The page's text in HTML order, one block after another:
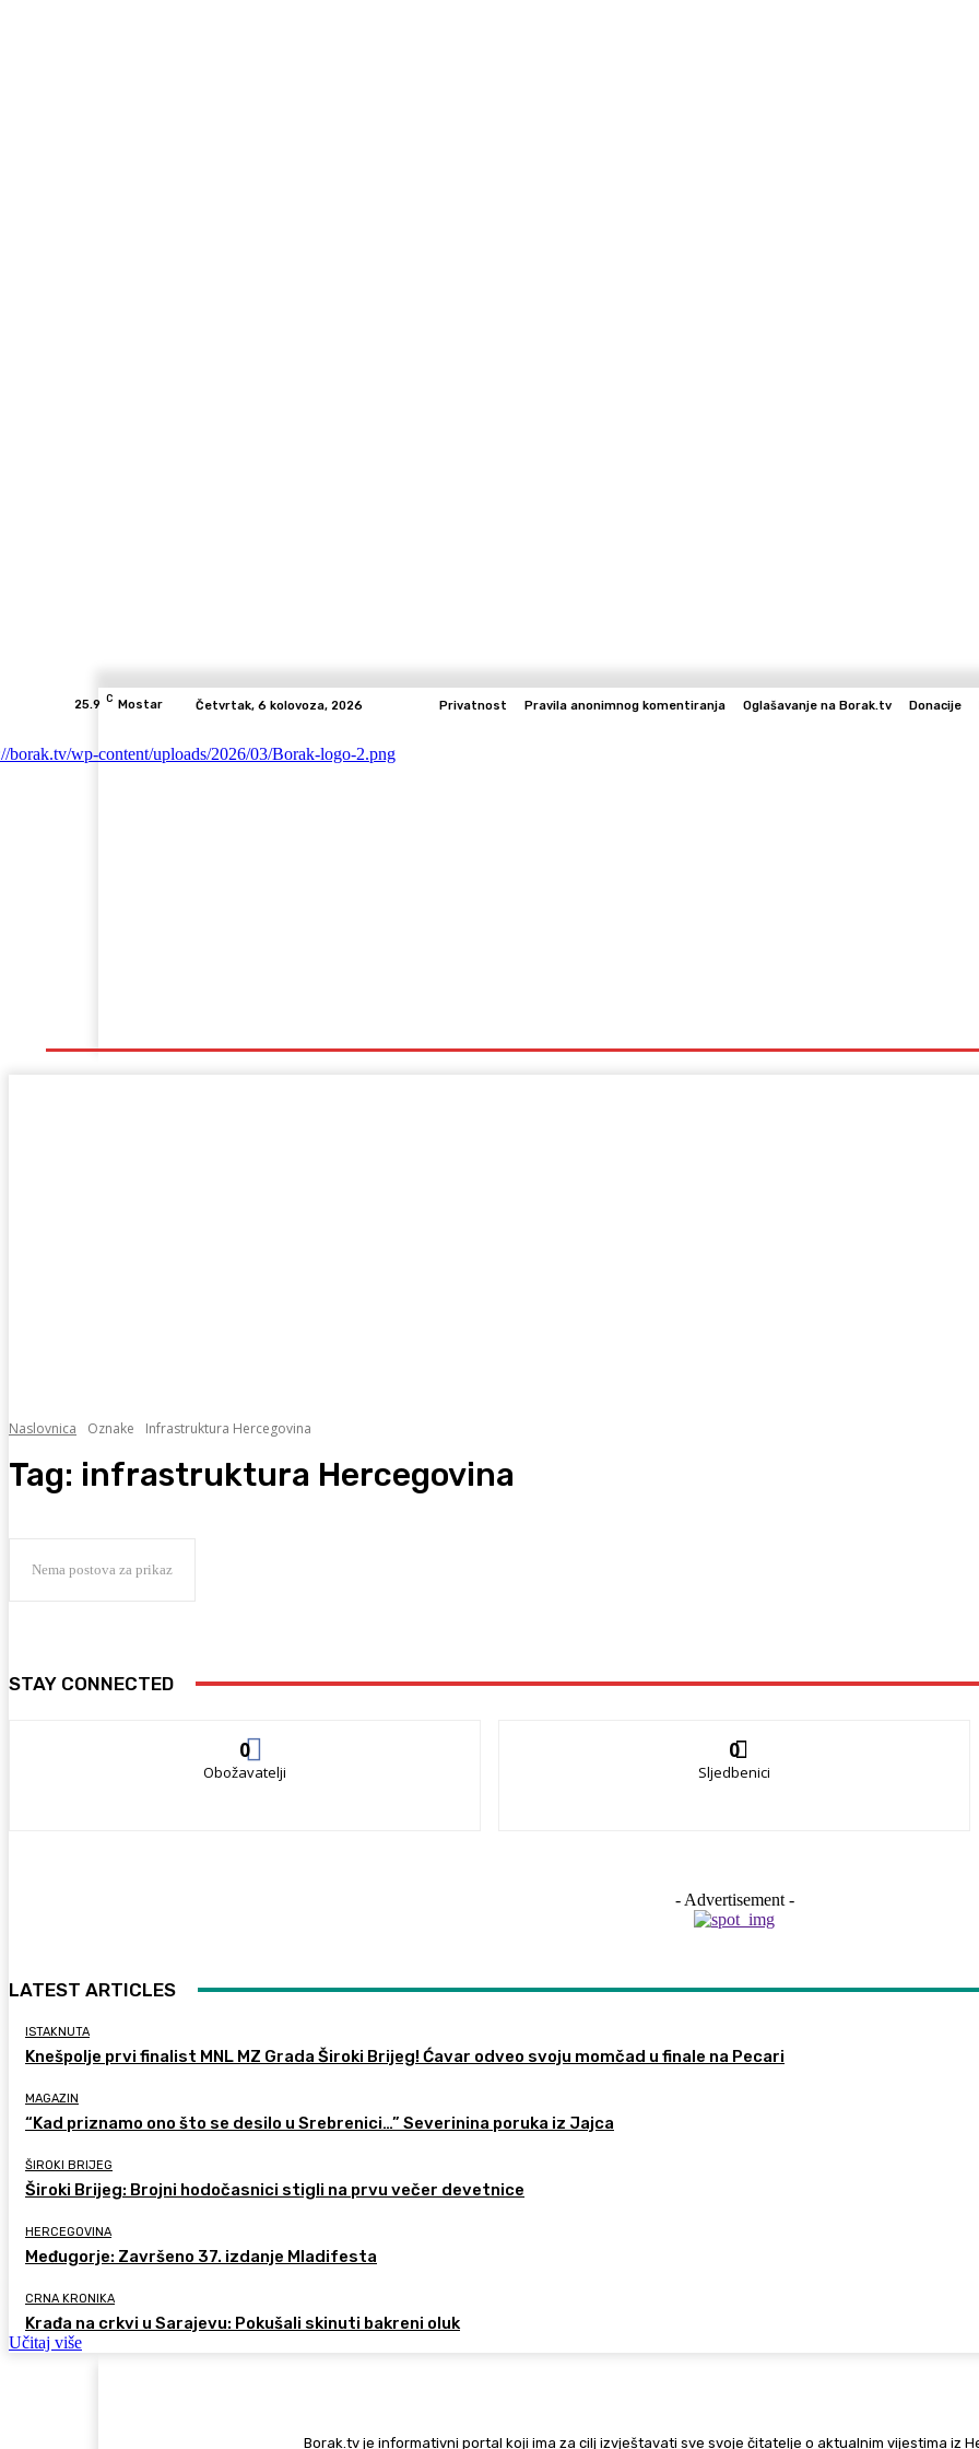
25.9 C Mostar Četvrtak, 6 kolovoza, 2026 Privatnost Pravila anonimnog komentiranja Oglašavanje na Borak.tv Donacije
Naslovnica Oznake Infrastruktura Hercegovina
Tag: infrastruktura Hercegovina
Nema postova za prikaz
STAY CONNECTED
0
Obožavatelji
0
Sljedbenici
- Advertisement -
LATEST ARTICLES
ISTAKNUTA
Knešpolje prvi finalist MNL MZ Grada Široki Brijeg! Ćavar odveo svoju momčad u finale na Pecari
MAGAZIN
“Kad priznamo ono što se desilo u Srebrenici…” Severinina poruka iz Jajca
ŠIROKI BRIJEG
Široki Brijeg: Brojni hodočasnici stigli na prvu večer devetnice
HERCEGOVINA
Međugorje: Završeno 37. izdanje Mladifesta
CRNA KRONIKA
Krađa na crkvi u Sarajevu: Pokušali skinuti bakreni oluk
Učitaj više
Borak.tv je informativni portal koji ima za cilj izvještavati sve svoje čitatelje o aktualnim vijestima iz